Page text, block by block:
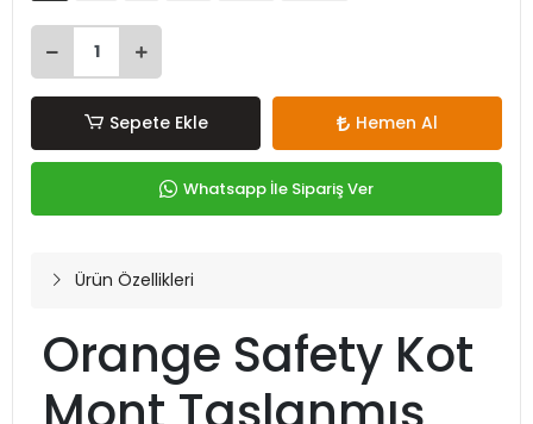
Sepete Ekle Hemen Al
Whatsapp İle Sipariş Ver
Ürün Özellikleri
Orange Safety Kot